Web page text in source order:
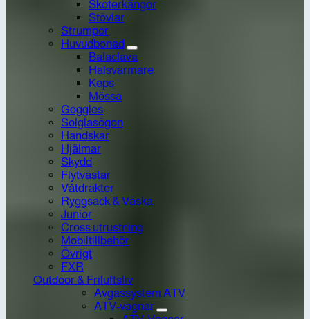
Skoterkängor
Stövlar
Strumpor
Huvudbonad
Balaclava
Halsvärmare
Keps
Mössa
Goggles
Solglasögon
Handskar
Hjälmar
Skydd
Flytvästar
Våtdräkter
Ryggsäck & Väska
Junior
Cross utrustning
Mobiltillbehör
Övrigt
FXR
Outdoor & Friluftsliv
Avgassystem ATV
ATV-vagnar